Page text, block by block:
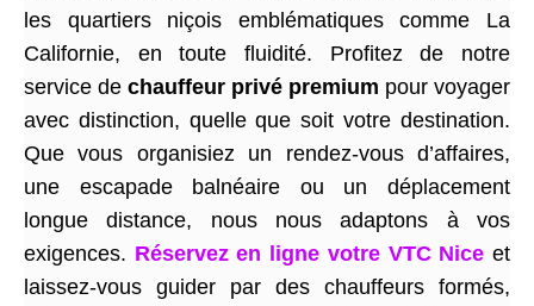
les quartiers niçois emblématiques comme La
Californie, en toute fluidité. Profitez de notre
service de chauffeur privé premium pour voyager
avec distinction, quelle que soit votre destination.
Que vous organisiez un rendez-vous d’affaires,
une escapade balnéaire ou un déplacement
longue distance, nous nous adaptons à vos
exigences. Réservez en ligne votre VTC Nice et
laissez-vous guider par des chauffeurs formés,